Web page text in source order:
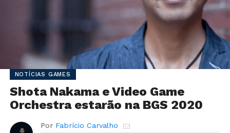
NOTÍCIAS GAMES
Shota Nakama e Video Game
Orchestra estarão na BGS 2020
Por Fabrício Carvalho